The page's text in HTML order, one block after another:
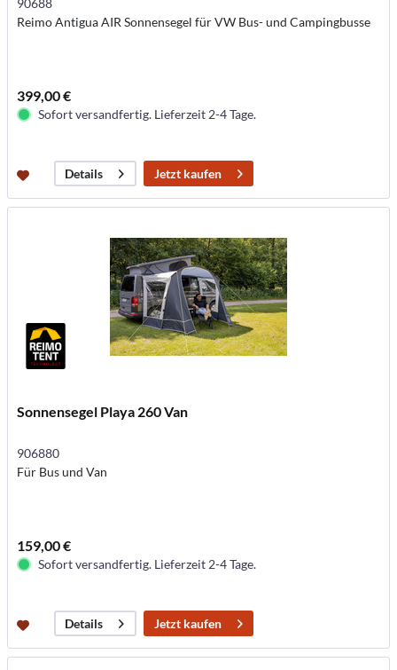
90688
Reimo Antigua AIR Sonnensegel für VW Bus- und Campingbusse
399,00 €
Sofort versandfertig. Lieferzeit 2-4 Tage.
Details Jetzt kaufen
Sonnensegel Playa 260 Van
906880
Für Bus und Van
159,00 €
Sofort versandfertig. Lieferzeit 2-4 Tage.
Details Jetzt kaufen